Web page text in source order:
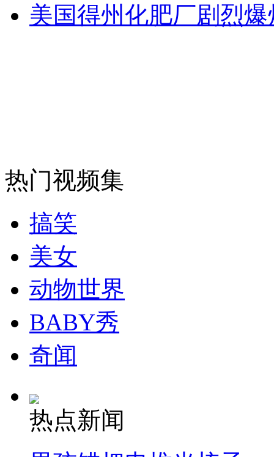
外交部：反对强权政治霸凌主义
走！跟着总书记去植树
消防员救轻生者
纽约上演“枕头大战”
美国得州化肥厂剧烈
热门视频集
搞笑
美女
动物世界
BABY秀
奇闻
热点新闻